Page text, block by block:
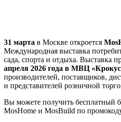
31 марта в Москве откроется
Международная выставка
сада, спорта и отдыха. Выставка
апреля 2026 года в МВЦ
производителей, поставщиков,
и представителей розничной
Вы можете получить бесплатный
MosHome и MosBuild по